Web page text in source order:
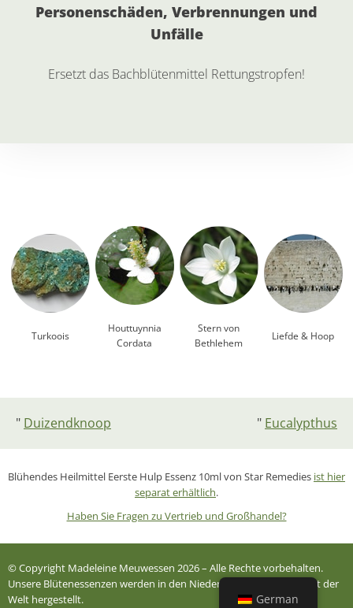
Personenschäden, Verbrennungen und
Unfälle
Ersetzt das Bachblütenmittel Rettungstropfen!
Turkoois
Houttuynnia
Cordata
Stern von
Bethlehem
Liefde & Hoop
" Duizendknoop " Eucalypthus
Blühendes Heilmittel Eerste Hulp Essenz 10ml von Star Remedies ist hier
separat erhältlich.
Haben Sie Fragen zu Vertrieb und Großhandel?
© Copyright Madeleine Meuwessen 2026 – Alle Rechte vorbehalten.
Unsere Blütenessenzen werden in den Niederlanden und dem Rest der
Welt hergestellt.
German